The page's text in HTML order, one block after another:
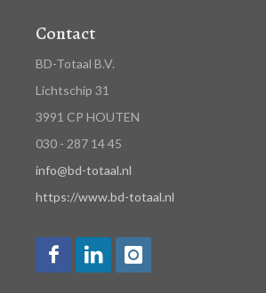
Contact
BD-Totaal B.V.
Lichtschip 31
3991 CP HOUTEN
030 - 287 14 45
info@bd-totaal.nl
https://www.bd-totaal.nl